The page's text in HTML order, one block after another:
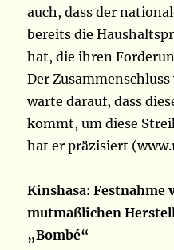
auch, dass der
bereits die
hat, die ihren
Der
warte darauf, dass
kommt, um diese
hat er präzisiert
Kinshasa: Festnahme
mutmaßlichen
„Bombé“